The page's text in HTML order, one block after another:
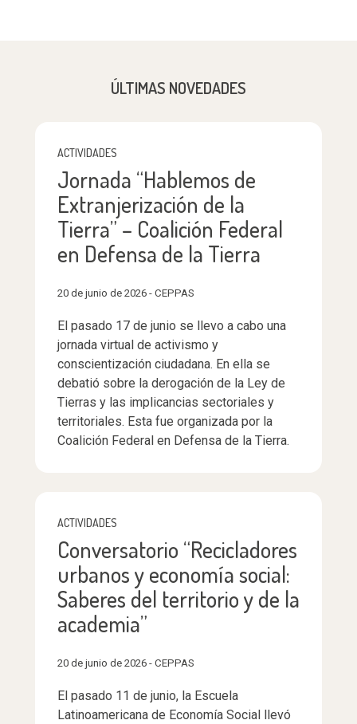
ÚLTIMAS NOVEDADES
ACTIVIDADES
Jornada “Hablemos de
Extranjerización de la
Tierra” – Coalición Federal
en Defensa de la Tierra
20 de junio de 2026 - CEPPAS
El pasado 17 de junio se llevo a cabo una
jornada virtual de activismo y
conscientización ciudadana. En ella se
debatió sobre la derogación de la Ley de
Tierras y las implicancias sectoriales y
territoriales. Esta fue organizada por la
Coalición Federal en Defensa de la Tierra.
ACTIVIDADES
Conversatorio “Recicladores
urbanos y economía social:
Saberes del territorio y de la
academia”
20 de junio de 2026 - CEPPAS
El pasado 11 de junio, la Escuela
Latinoamericana de Economía Social llevó